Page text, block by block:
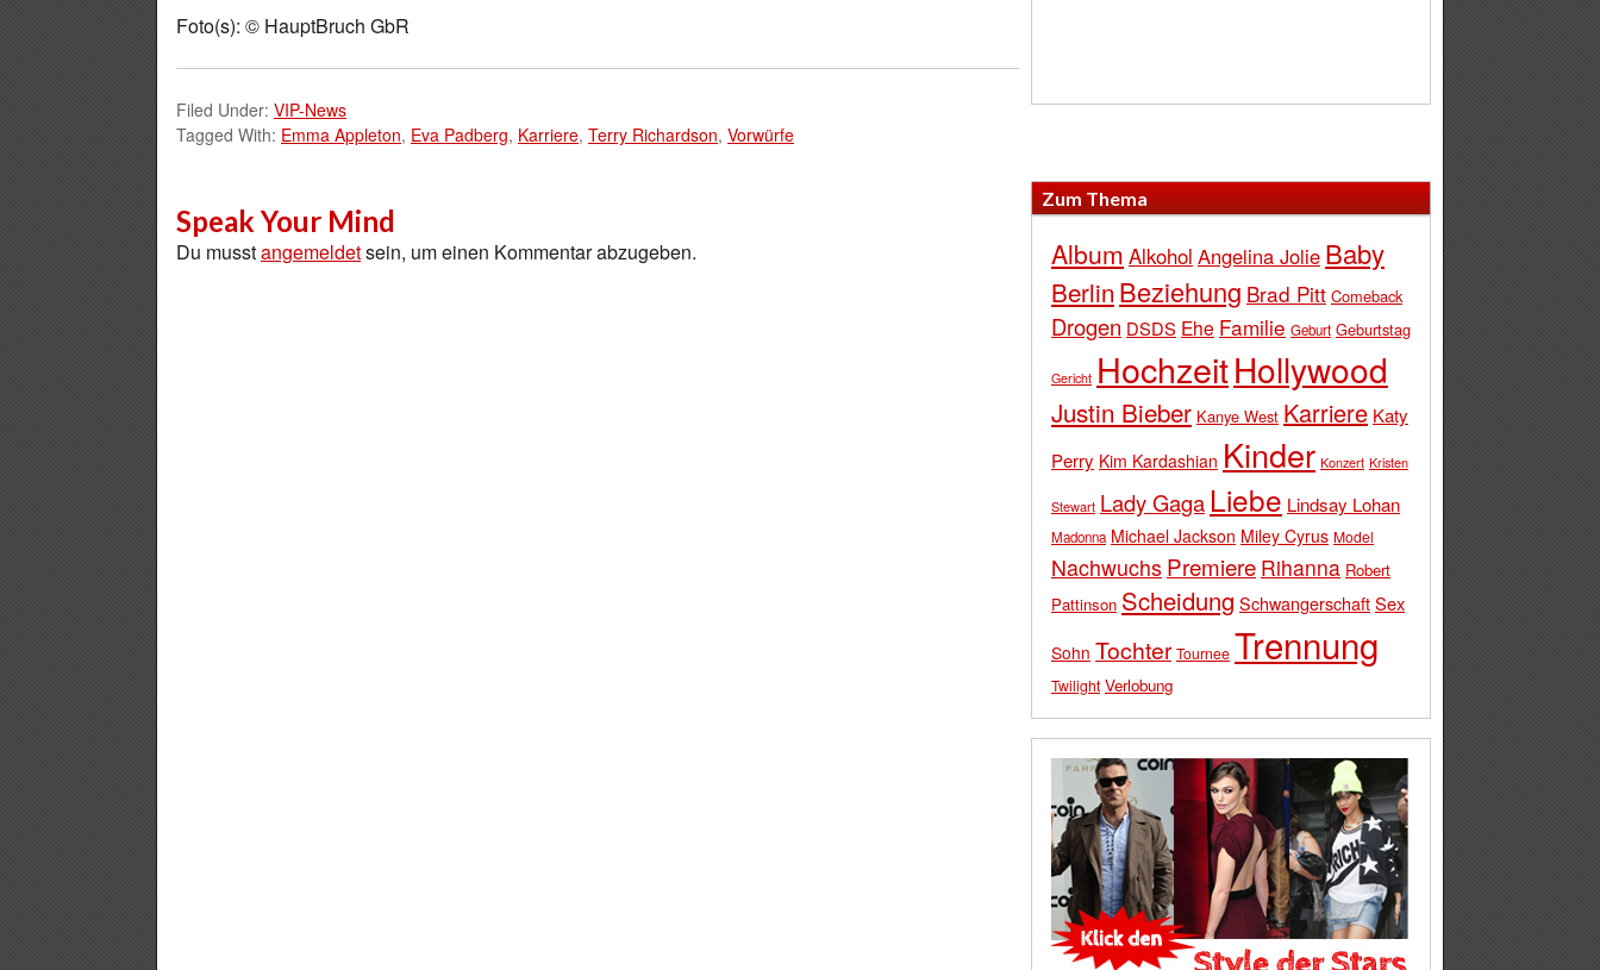
Foto(s): © HauptBruch GbR
Filed Under: VIP-News
Tagged With: Emma Appleton, Eva Padberg, Karriere, Terry Richardson, Vorwürfe
Speak Your Mind
Du musstangemeldetsein, um einen Kommentar abzugeben.
Zum Thema
Album Alkohol Angelina Jolie Baby
Berlin Beziehung Brad Pitt Comeback
Drogen DSDS Ehe Familie Geburt Geburtstag
Gericht HochzeitHollywood
Justin Bieber Kanye West Karriere Katy
Perry Kim Kardashian Kinder Konzert Kristen
Stewart Lady Gaga Liebe Lindsay Lohan
Madonna Michael Jackson Miley Cyrus Model
Nachwuchs Premiere Rihanna Robert
Pattinson Scheidung SchwangerschaftSex
Sohn Tochter Tournee Trennung
Twilight Verlobung